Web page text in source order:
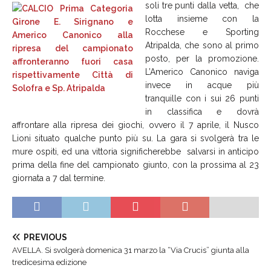
soli tre punti dalla vetta, che
lotta insieme con la
Rocchese e Sporting
Atripalda, che sono al primo
posto, per la promozione.
L’Americo Canonico naviga
invece in acque più
tranquille con i sui 26 punti
in classifica e dovrà
affrontare alla ripresa dei giochi, ovvero il 7 aprile, il Nusco
Lioni situato qualche punto più su. La gara si svolgerà tra le
mure ospiti, ed una vittoria significherebbe salvarsi in anticipo
prima della fine del campionato giunto, con la prossima al 23
giornata a 7 dal termine.
PREVIOUS
AVELLA. Si svolgerà domenica 31 marzo la “Via Crucis” giunta alla
tredicesima edizione